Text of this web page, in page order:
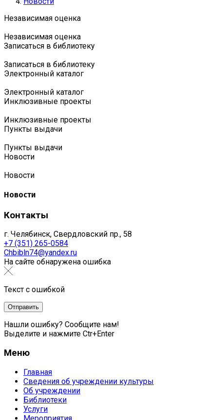
Независимая оценка
Независимая оценка
Записаться в библиотеку
Записаться в библиотеку
Электронный каталог
Электронный каталог
Инклюзивные проекты
Инклюзивные проекты
Пункты выдачи
Пункты выдачи
Новости
Новости
Новости
Контакты
г. Челябинск, Свердловский пр., 58
+7 (351) 265-0584
Chbibln74@yandex.ru
На сайте обнаружена ошибка
Текст с ошибкой
Нашли ошибку? Сообщите нам!
Выделите и нажмите Ctr+Enter
Меню
Главная
Сведения об учреждении культуры
Об учреждении
Библиотеки
Услуги
Мероприятия